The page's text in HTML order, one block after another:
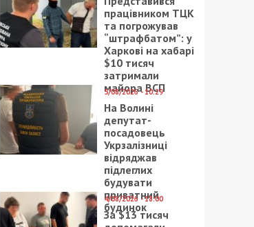
працівником ТЦК
та погрожував
“штрафбатом”: у
Харкові на хабарі
$10 тисяч
затримали
майора ВСП
5/08/2026 - 10:29
На Волині
депутат-
посадовець
Укрзалізниці
відряджав
підлеглих
будувати
приватний
будинок
4/08/2026 - 18:00
За $13 тисяч